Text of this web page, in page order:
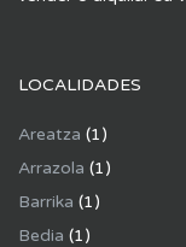
LOCALIDADES
Areatza (1)
Arrazola (1)
Barrika (1)
Bedia (1)